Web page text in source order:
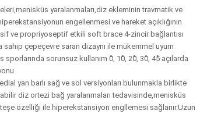
yaralanmaları,diz ekleminin travmatik ve
engellenmesi ve hareket açıklığının
ve propriyoseptif etkili soft brace 4-zincir bağlantısı
çepeçevre saran dizaynı ile mükemmel uyum
sorunsuz kullanım 0̊, 10̊, 20̊, 30̊, 45̊ açılarda
yan barlı sağ ve sol versiyonları bulunmakla birlikte
diz ortezi bağ yaralanmaları tedavisinde,menisküs
özelliği ile hiperekstansiyon engllemesi sağlanır.Uzun